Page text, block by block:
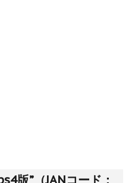
版”（JANコード：